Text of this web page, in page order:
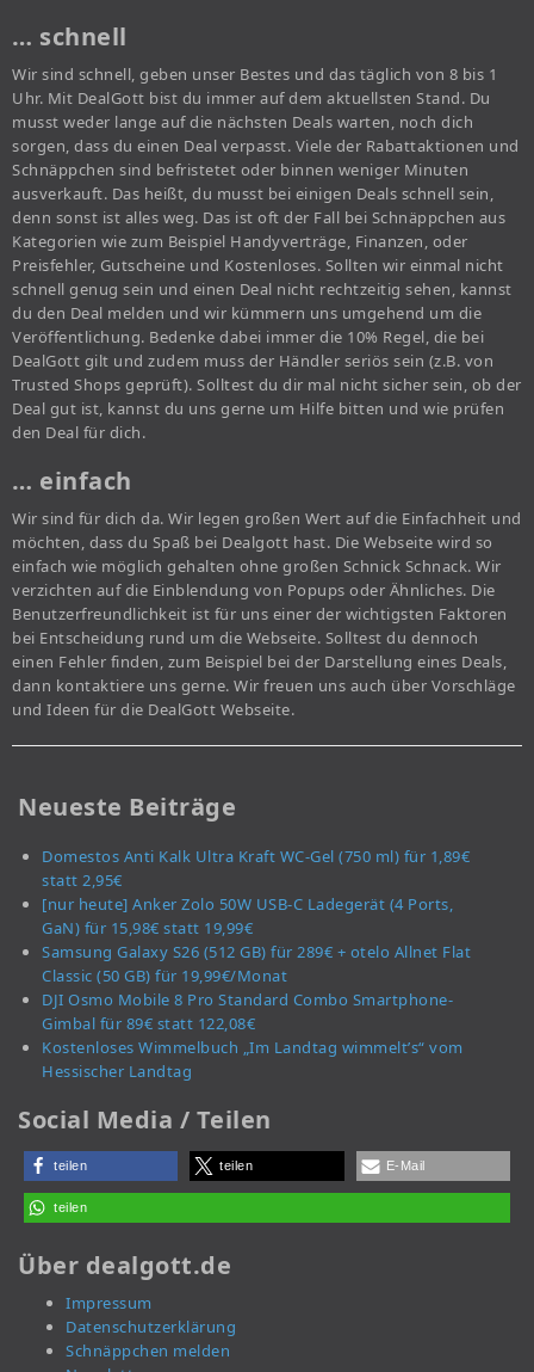
… schnell
Wir sind schnell, geben unser Bestes und das täglich von 8 bis 1
Uhr. Mit DealGott bist du immer auf dem aktuellsten Stand. Du
musst weder lange auf die nächsten Deals warten, noch dich
sorgen, dass du einen Deal verpasst. Viele der Rabattaktionen und
Schnäppchen sind befristetet oder binnen weniger Minuten
ausverkauft. Das heißt, du musst bei einigen Deals schnell sein,
denn sonst ist alles weg. Das ist oft der Fall bei Schnäppchen aus
Kategorien wie zum Beispiel Handyverträge, Finanzen, oder
Preisfehler, Gutscheine und Kostenloses. Sollten wir einmal nicht
schnell genug sein und einen Deal nicht rechtzeitig sehen, kannst
du den Deal melden und wir kümmern uns umgehend um die
Veröffentlichung. Bedenke dabei immer die 10% Regel, die bei
DealGott gilt und zudem muss der Händler seriös sein (z.B. von
Trusted Shops geprüft). Solltest du dir mal nicht sicher sein, ob der
Deal gut ist, kannst du uns gerne um Hilfe bitten und wie prüfen
den Deal für dich.
… einfach
Wir sind für dich da. Wir legen großen Wert auf die Einfachheit und
möchten, dass du Spaß bei Dealgott hast. Die Webseite wird so
einfach wie möglich gehalten ohne großen Schnick Schnack. Wir
verzichten auf die Einblendung von Popups oder Ähnliches. Die
Benutzerfreundlichkeit ist für uns einer der wichtigsten Faktoren
bei Entscheidung rund um die Webseite. Solltest du dennoch
einen Fehler finden, zum Beispiel bei der Darstellung eines Deals,
dann kontaktiere uns gerne. Wir freuen uns auch über Vorschläge
und Ideen für die DealGott Webseite.
Neueste Beiträge
Domestos Anti Kalk Ultra Kraft WC-Gel (750 ml) für 1,89€
statt 2,95€
[nur heute] Anker Zolo 50W USB-C Ladegerät (4 Ports,
GaN) für 15,98€ statt 19,99€
Samsung Galaxy S26 (512 GB) für 289€ + otelo Allnet Flat
Classic (50 GB) für 19,99€/Monat
DJI Osmo Mobile 8 Pro Standard Combo Smartphone-
Gimbal für 89€ statt 122,08€
Kostenloses Wimmelbuch „Im Landtag wimmelt’s“ vom
Hessischer Landtag
Social Media / Teilen
teilen teilen E-Mail
teilen
Über dealgott.de
Impressum
Datenschutzerklärung
Schnäppchen melden